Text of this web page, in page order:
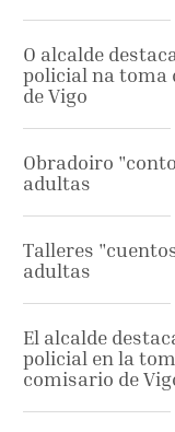
O alcalde
policial na toma
de Vigo
Obradoiro
adultas
Talleres
adultas
El alcalde
policial en la
comisario de